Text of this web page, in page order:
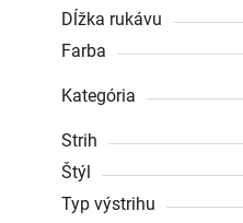
Dĺžka rukávu
Farba
Kategória
Strih
Štýl
Typ výstrihu